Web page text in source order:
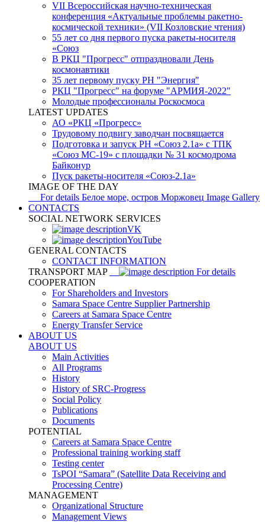
VII Всероссийская научно-техническая
конференция «Актуальные проблемы ракетно-
космической техники» (VII Козловские чтения)
55 лет со дня первого пуска ракеты-носителя
«Союз
В РКЦ "Прогресс" отпраздновали День
космонавтики
35 лет первому пуску РН "Энергия"
РКЦ "Прогресс" на форуме "АРМИЯ-2022"
Молодые профессионалы Роскосмоса
LATEST UPDATES
АО «РКЦ «Прогресс»
Трудовому подвигу заводчан посвящается
Подготовка и запуск РН «Союз 2.1а» с ТПК
«Союз МС-19» с площадки № 31 космодрома
Байконур
Пуск ракеты-носителя «Союз-2.1а»
IMAGE OF THE DAY
For details Белое море, остров Моржовец Image Gallery
CONTACTS
SOCIAL NETWORK SERVICES
VK
YouTube
GENERAL CONTACTS
CONTACT INFORMATION
TRANSPORT MAP
For details
COOPERATION
For Shareholders and Investors
Samara Space Centre Supplier Partnership
Careers at Samara Space Centre
Energy Transfer Service
ABOUT US
ABOUT US
Main Activities
All Programs
History
History of SRC-Progress
Social Policy
Publications
Documents
POTENTIAL
Careers at Samara Space Centre
Professional training working staff
Testing center
TsPOI “Samara” (Satellite Data Receiving and
Processing Centre)
MANAGEMENT
Organizational Structure
Management Views